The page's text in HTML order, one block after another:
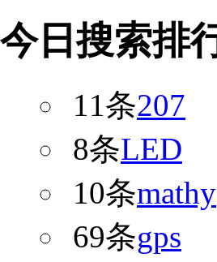
今日搜索排
11条207
8条LED
10条mathy
69条gps